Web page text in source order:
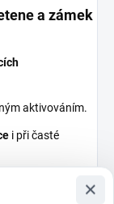
×
a zámek
aktivováním.
i při časté